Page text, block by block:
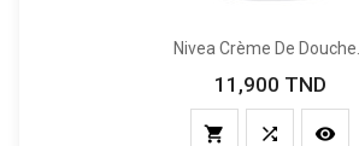
Nivea Crème De Douche...
Prix
11,900 TND
  